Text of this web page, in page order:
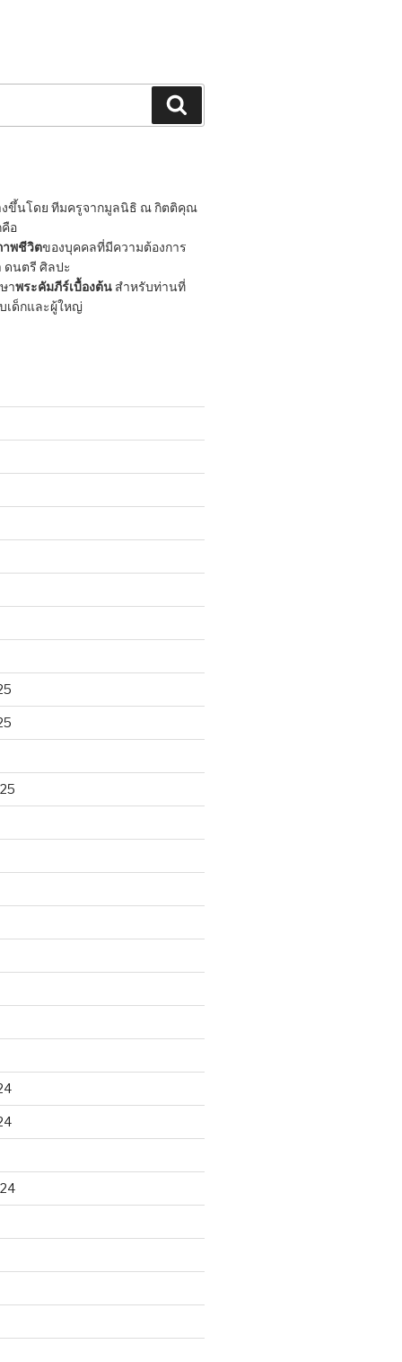
งขึ้นโดย ทีมครูจากมูลนิธิ ณ กิตติคุณ
อ
พชีวิตของบุคคลที่มีความต้องการ
ดนตรี ศิลปะ
าพระคัมภีร์เบื้องต้น สำหรับท่านที่
เด็กและผู้ใหญ่